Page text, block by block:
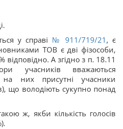
у справі № 911/719/21 , є
ТОВ є дві фізособи,
відповідно. А згідно з п. 18.11
учасників вважаються
них присутні учасники
що володіють сукупно понад
ж, якби кількість голосів